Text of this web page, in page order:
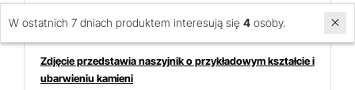
Zdjęcie przedstawia naszyjnik o przykładowym kształcie i
ubarwieniu kamieni
W ostatnich 7 dniach produktem interesują się 4 osoby.